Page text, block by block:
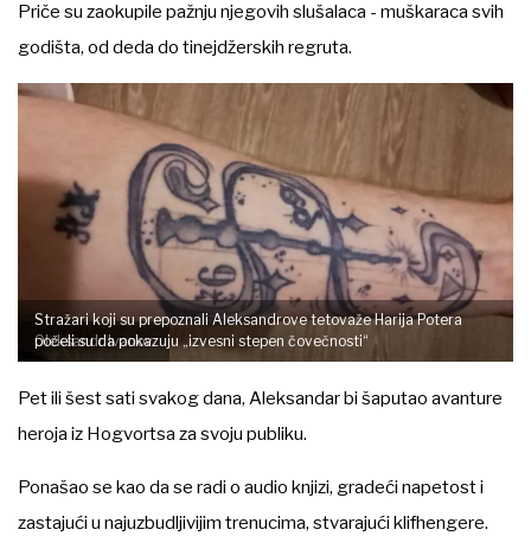
Priče su zaokupile pažnju njegovih slušalaca - muškaraca svih
godišta, od deda do tinejdžerskih regruta.
Oleksandr Ivanov
Stražari koji su prepoznali Aleksandrove tetovaže Harija Potera
počeli su da pokazuju „izvesni stepen čovečnosti“
Pet ili šest sati svakog dana, Aleksandar bi šaputao avanture
heroja iz Hogvortsa za svoju publiku.
Ponašao se kao da se radi o audio knjizi, gradeći napetost i
zastajući u najuzbudljivijim trenucima, stvarajući klifhengere.